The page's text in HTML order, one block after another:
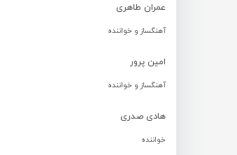
عمران طاهری
آهنگساز و خواننده
امین پرور
آهنگساز و خواننده
هادی صدری
خواننده